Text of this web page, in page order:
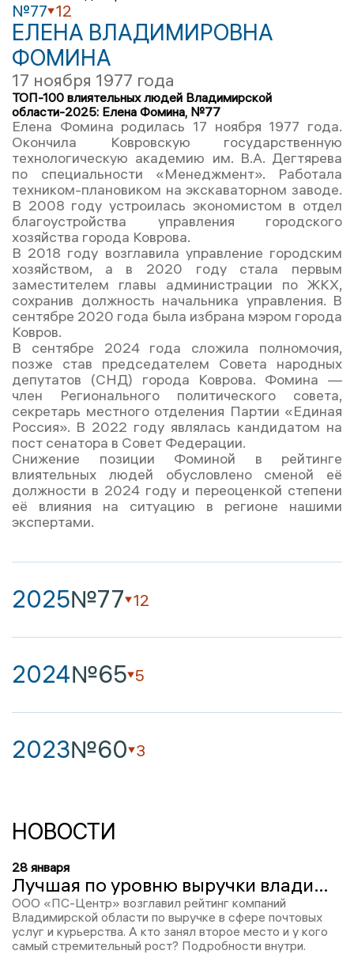
№77 12
ЕЛЕНА ВЛАДИМИРОВНА
ФОМИНА
17 ноября 1977 года
ТОП-100 влиятельных людей Владимирской
области-2025: Елена Фомина, №77
Елена Фомина родилась 17 ноября 1977 года.
Окончила Ковровскую государственную
технологическую академию им. В.А. Дегтярева
по специальности «Менеджмент». Работала
техником-плановиком на экскаваторном заводе.
В 2008 году устроилась экономистом в отдел
благоустройства управления городского
хозяйства города Коврова.
В 2018 году возглавила управление городским
хозяйством, а в 2020 году стала первым
заместителем главы администрации по ЖКХ,
сохранив должность начальника управления. В
сентябре 2020 года была избрана мэром города
Ковров.
В сентябре 2024 года сложила полномочия,
позже став председателем Совета народных
депутатов (СНД) города Коврова. Фомина —
член Регионального политического совета,
секретарь местного отделения Партии «Единая
Россия». В 2022 году являлась кандидатом на
пост сенатора в Совет Федерации.
Снижение позиции Фоминой в рейтинге
влиятельных людей обусловлено сменой её
должности в 2024 году и переоценкой степени
её влияния на ситуацию в регионе нашими
экспертами.
2025№77 12
2024№65 5
2023№60 3
НОВОСТИ
28 января
Лучшая по уровню выручки владимирская курьерская компания имеет вологодского учредителя
ООО «ПС-Центр» возглавил рейтинг компаний
Владимирской области по выручке в сфере почтовых
услуг и курьерства. А кто занял второе место и у кого
самый стремительный рост? Подробности внутри.